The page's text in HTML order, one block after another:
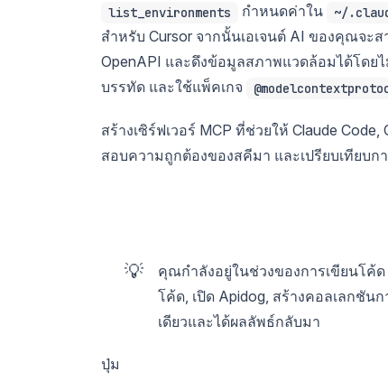
list_environments กำหนดค่าใน ~/
สำหรับ Cursor จากนั้นเอเจนต์ AI ของคุณจ
OpenAPI และดึงข้อมูลสภาพแวดล้อมได้โด
บรรทัด และใช้แพ็คเกจ
สร้างเซิร์ฟเวอร์ MCP ที่ช่วยให้ Claude
สอบความถูกต้องของสคีมา และเปรียบเทียบ
💡
คุณกำลังอยู่ในช่วงของการเขียนโค้
โค้ด, เปิด Apidog, สร้างคอลเลกชั
เดียวและได้ผลลัพธ์กลับมา
ปุ่ม